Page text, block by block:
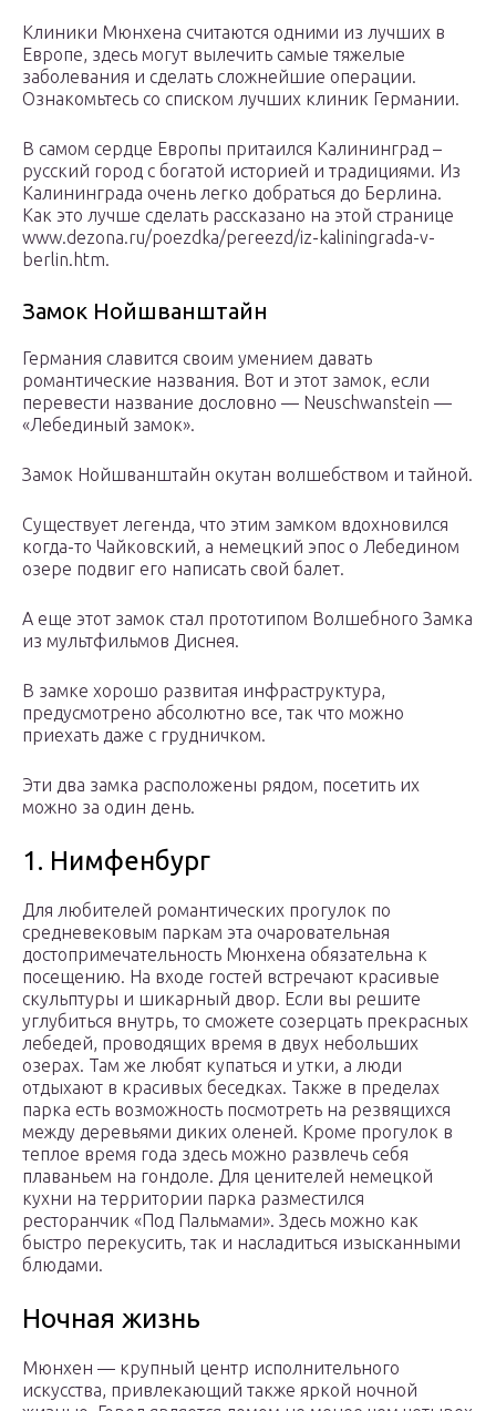
Клиники Мюнхена считаются одними из лучших в
Европе, здесь могут вылечить самые тяжелые
заболевания и сделать сложнейшие операции.
Ознакомьтесь со списком лучших клиник Германии.
В самом сердце Европы притаился Калининград –
русский город с богатой историей и традициями. Из
Калининграда очень легко добраться до Берлина.
Как это лучше сделать рассказано на этой странице
www.dezona.ru/poezdka/pereezd/iz-kaliningrada-v-
berlin.htm.
Замок Нойшванштайн
Германия славится своим умением давать
романтические названия. Вот и этот замок, если
перевести название дословно — Neuschwanstein —
«Лебединый замок».
Замок Нойшванштайн окутан волшебством и тайной.
Существует легенда, что этим замком вдохновился
когда-то Чайковский, а немецкий эпос о Лебедином
озере подвиг его написать свой балет.
А еще этот замок стал прототипом Волшебного Замка
из мультфильмов Диснея.
В замке хорошо развитая инфраструктура,
предусмотрено абсолютно все, так что можно
приехать даже с грудничком.
Эти два замка расположены рядом, посетить их
можно за один день.
1. Нимфенбург
Для любителей романтических прогулок по
средневековым паркам эта очаровательная
достопримечательность Мюнхена обязательна к
посещению. На входе гостей встречают красивые
скульптуры и шикарный двор. Если вы решите
углубиться внутрь, то сможете созерцать прекрасных
лебедей, проводящих время в двух небольших
озерах. Там же любят купаться и утки, а люди
отдыхают в красивых беседках. Также в пределах
парка есть возможность посмотреть на резвящихся
между деревьями диких оленей. Кроме прогулок в
теплое время года здесь можно развлечь себя
плаваньем на гондоле. Для ценителей немецкой
кухни на территории парка разместился
ресторанчик «Под Пальмами». Здесь можно как
быстро перекусить, так и насладиться изысканными
блюдами.
Ночная жизнь
Мюнхен — крупный центр исполнительного
искусства, привлекающий также яркой ночной